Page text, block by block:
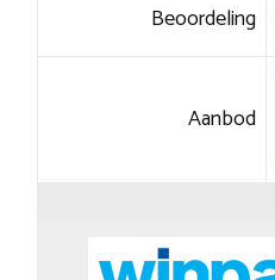
Beoordeling
Aanbod